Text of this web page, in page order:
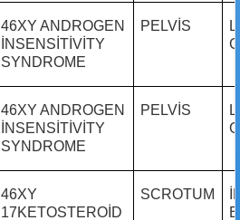
46XY ANDROGEN
İNSENSİTİVİTY
SYNDROME
PELVİS
46XY ANDROGEN
İNSENSİTİVİTY
SYNDROME
PELVİS
46XY
17KETOSTEROİD
SCROTUM